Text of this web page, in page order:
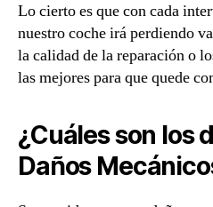
Lo cierto es que con cada
nuestro coche irá perdiendo
la calidad de la reparación o
las mejores para que quede
¿Cuáles son los
Daños